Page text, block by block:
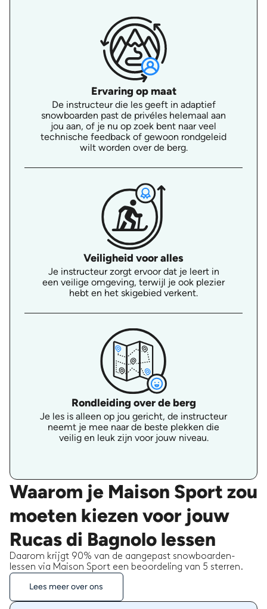
Ervaring op maat
De instructeur die les geeft in adaptief
snowboarden past de privéles helemaal aan
jou aan, of je nu op zoek bent naar veel
technische feedback of gewoon rondgeleid
wilt worden over de berg.
Veiligheid voor alles
Je instructeur zorgt ervoor dat je leert in
een veilige omgeving, terwijl je ook plezier
hebt en het skigebied verkent.
Rondleiding over de berg
Je les is alleen op jou gericht, de instructeur
neemt je mee naar de beste plekken die
veilig en leuk zijn voor jouw niveau.
Waarom je Maison Sport zou
moeten kiezen voor jouw
Rucas di Bagnolo lessen
Daarom krijgt 90% van de aangepast snowboarden-
lessen via Maison Sport een beoordeling van 5 sterren.
Lees meer over ons